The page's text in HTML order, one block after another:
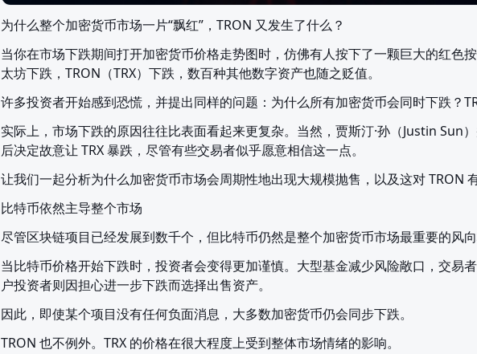
为什么整个加密货币市场一片“飘红”，TRON 又发生了什么？
当你在市场下跌期间打开加密货币价格走势图时，仿佛有人按下了一颗巨大的红色
太坊下跌，TRON（TRX）下跌，数百种其他数字资产也随之贬值。
许多投资者开始感到恐慌，并提出同样的问题：为什么所有加密货币会同时下跌？
实际上，市场下跌的原因往往比表面看起来更复杂。当然，贾斯汀·孙（Justin Sun
后决定故意让 TRX 暴跌，尽管有些交易者似乎愿意相信这一点。
让我们一起分析为什么加密货币市场会周期性地出现大规模抛售，以及这对 TRON 有
比特币依然主导整个市场
尽管区块链项目已经发展到数千个，但比特币仍然是整个加密货币市场最重要的风向
当比特币价格开始下跌时，投资者会变得更加谨慎。大型基金减少风险敞口，交易
户投资者则因担心进一步下跌而选择出售资产。
因此，即使某个项目没有任何负面消息，大多数加密货币仍会同步下跌。
TRON 也不例外。TRX 的价格在很大程度上受到整体市场情绪的影响。